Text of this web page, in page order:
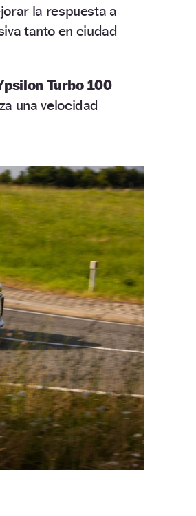
la respuesta a
tanto en ciudad
Turbo 100
una velocidad